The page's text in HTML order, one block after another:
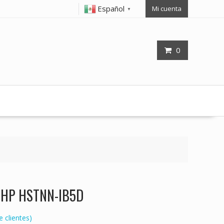
Español ▼ Mi cuenta
0
HSTNN-IB5D
clientes)